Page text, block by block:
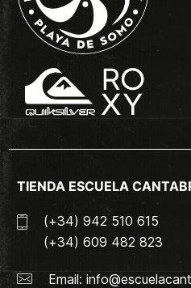
TIENDA ESCUELA
(+34) 942 510 615
(+34) 609 482 823
Email: